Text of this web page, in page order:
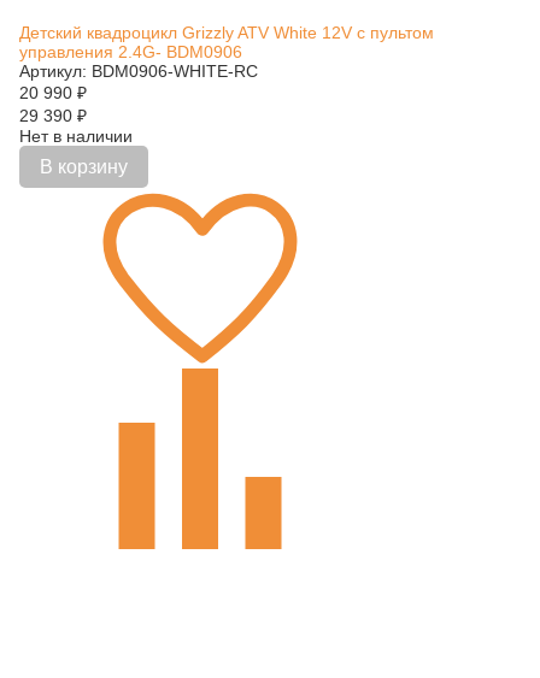
Детский квадроцикл Grizzly ATV White 12V с пультом
управления 2.4G- BDM0906
Артикул: BDM0906-WHITE-RC
20 990 ₽
29 390 ₽
Нет в наличии
В корзину